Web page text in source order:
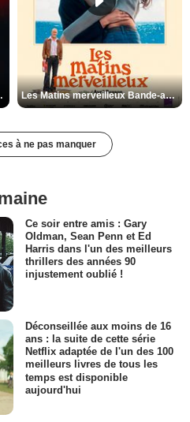
STFR Les Matins merveilleux Bande-annonce VF
à ne pas manquer
Ce soir entre amis : Gary
Oldman, Sean Penn et Ed
Harris dans l'un des meilleurs
thrillers des années 90
injustement oublié !
Déconseillée aux moins de 16
ans : la suite de cette série
Netflix adaptée de l'un des 100
meilleurs livres de tous les
temps est disponible
aujourd'hui